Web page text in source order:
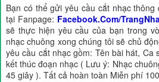
Bạn có thể gửi yêu cầu cắt nhạc
tại Fanpage: Facebook.Com/
sẽ thực hiện yêu cầu của bạn trong
nhạc chuông xong chúng tôi sẽ chủ
yêu cầu cắt nhạc gồm: Tên bài hát, Ca
kết thúc đoạn nhạc ( Lưu ý: Nhạc
45 giây ). Tất cả hoàn toàn Miễn phí